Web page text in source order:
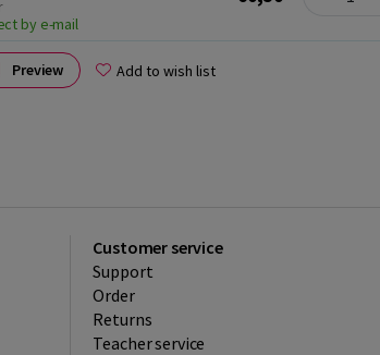
by e-mail
Preview Add to wish list
Customer service
Support
Order
Returns
Teacher service